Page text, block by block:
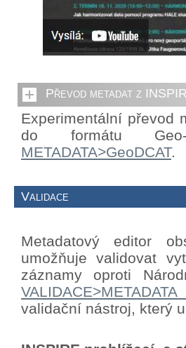
Převod metadat z
Experimentální převod
do formátu
METADATA>GeoDCAT.
Validace
Metadatový editor
umožňuje validovat
záznamy oproti
validační nástroj, který